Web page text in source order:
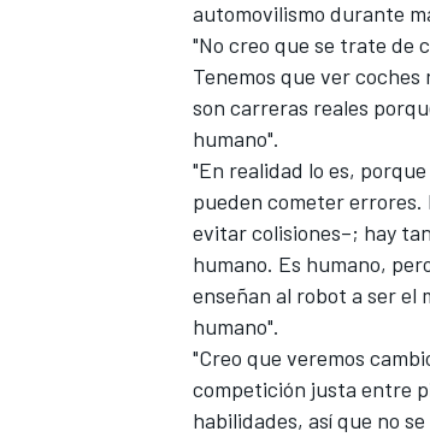
automovilismo durante
"No creo que se trate de
Tenemos que ver
son carreras reales
humano".
"En realidad lo es,
pueden cometer errores.
evitar colisiones–; hay
humano. Es humano,
enseñan al robot a ser el
humano".
"Creo que veremos
competición justa entre
habilidades, así que no